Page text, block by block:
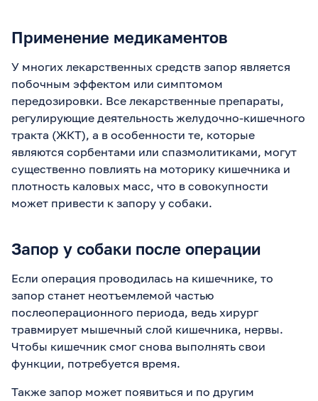
Применение медикаментов
У многих лекарственных средств запор является
побочным эффектом или симптомом
передозировки. Все лекарственные препараты,
регулирующие деятельность желудочно-кишечного
тракта (ЖКТ), а в особенности те, которые
являются сорбентами или спазмолитиками, могут
существенно повлиять на моторику кишечника и
плотность каловых масс, что в совокупности
может привести к запору у собаки.
Запор у собаки после операции
Если операция проводилась на кишечнике, то
запор станет неотъемлемой частью
послеоперационного периода, ведь хирург
травмирует мышечный слой кишечника, нервы.
Чтобы кишечник смог снова выполнять свои
функции, потребуется время.
Также запор может появиться и по другим